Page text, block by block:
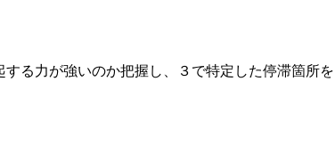
る力が強いのか把握し、３で特定した停滞箇所を